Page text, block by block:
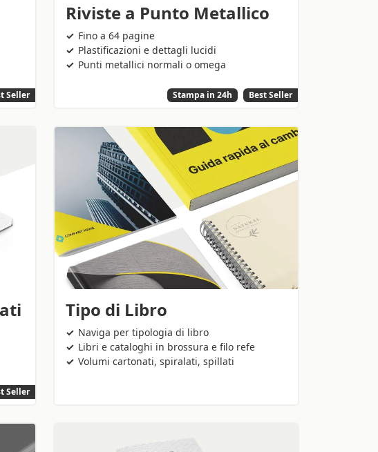
Seller
Riviste a Punto Metallico
Fino a 64 pagine
Plastificazioni e dettagli lucidi
Punti metallici normali o omega
Best Seller
Stampa in 24h
Seller
Tipo di Libro
Naviga per tipologia di libro
Libri e cataloghi in brossura e filo refe
Volumi cartonati, spiralati, spillati